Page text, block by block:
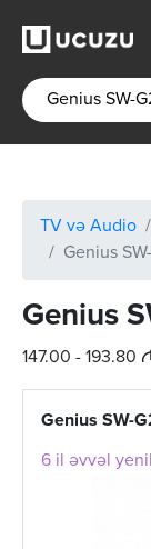
TV və Audio
Genius
Genius
147.00 - 193.80
Genius SW-
6 il əvvəl